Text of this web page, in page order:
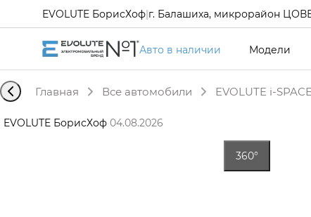
EVOLUTE БорисХоф|г. Балашиха, микрорайон
Авто в наличии Модели
Главная Все автомобили EVOLUTE i-
EVOLUTE БорисХоф·04.08.2026
360°